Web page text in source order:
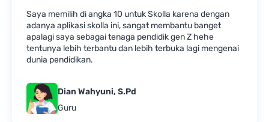
Saya memilih di angka 10 untuk Skolla karena dengan
adanya aplikasi skolla ini, sangat membantu banget
apalagi saya sebagai tenaga pendidik gen Z hehe
tentunya lebih terbantu dan lebih terbuka lagi mengenai
dunia pendidikan.
Dian Wahyuni, S.Pd
Guru